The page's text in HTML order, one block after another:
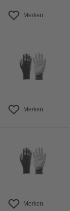
Merken
Merken
Merken